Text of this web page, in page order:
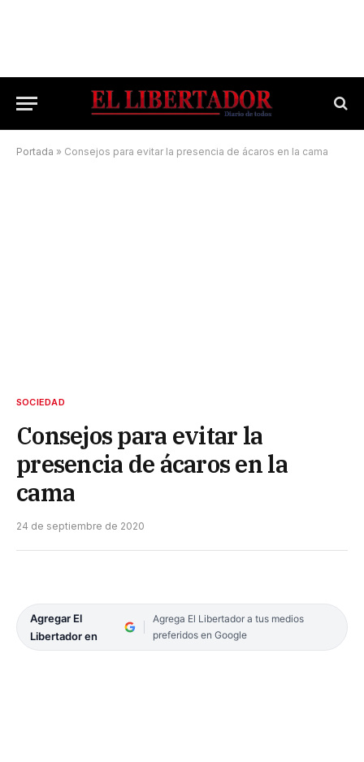
Portada » Consejos para evitar la presencia de ácaros en la cama
SOCIEDAD
Consejos para evitar la
presencia de ácaros en la
cama
24 de septiembre de 2020
Agregar El
Libertador en
Agrega El Libertador a tus medios
preferidos en Google